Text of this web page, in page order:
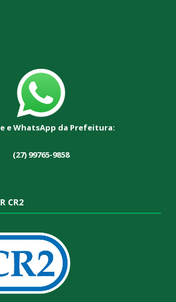
e WhatsApp da Prefeitura:
(27) 99765-9858
CR2